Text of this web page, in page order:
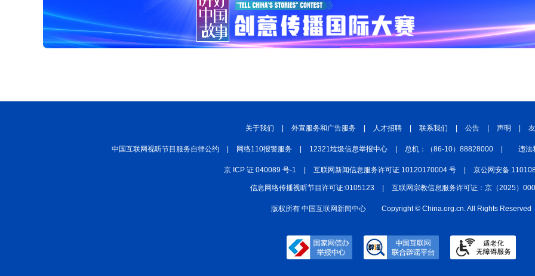
关于我们 外宣服务和广告服务 人才招聘 联系我们 公告 声明
中国互联网视听节目服务自律公约 网络110报警服务 12321垃圾信息举报中心 总机：（86-10）88828000 违法
京 ICP 证 040089 号-1 互联网新闻信息服务许可证 10120170004 号 京公网安备
信息网络传播视听节目许可证:0105123 互联网宗教信息服务许可证：京（2025）
版权所有 中国互联网新闻中心 Copyright © China.org.cn. All Rights Reserved